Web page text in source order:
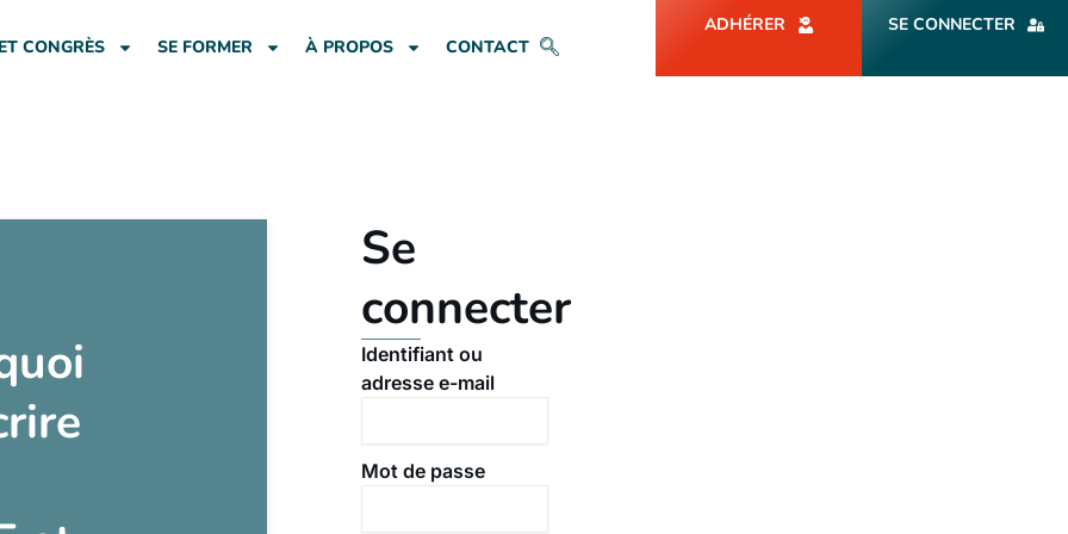
CONGRÈS SE FORMER À PROPOS CONTACT
ADHÉRER SE CONNECTER
Se
connecter
Identifiant ou
adresse e-mail
Mot de passe